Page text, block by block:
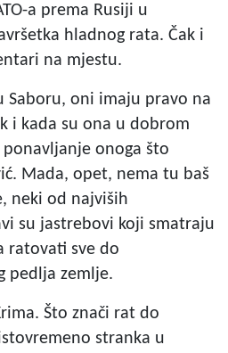
a prema Rusiji u
hladnog rata. Čak i
na mjestu.
Saboru, oni imaju pravo na
i kada su ona u dobrom
onoga što
Mada, opet, nema tu baš
neki od najviših
su jastrebovi koji smatraju
ratovati sve do
pedlja zemlje.
Što znači rat do
stranka u